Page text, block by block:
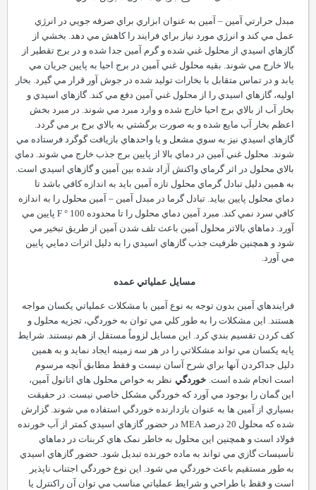
مبدل حرارتي آمين–آمين به عنوان ابزاري براي صرفه جويي در انرژي
عمل مي کند و انرژي مورد نياز براي فرايند را کاهش مي دهد. بخشي از
گازهاي اسيدي از محلول غني شده و گرم آمين جدا شده و در برج تقطير از
بالا خارج مي شوند. بقيه محلولغني آمين در برج احيا به پايين جريان مي
يابد و در تماس متقابل با بخارات توليد شده در جوش آور قرار مي گيرد. بخار
اوليه، گازهاي اسيدي را از محلول غني آمين دفع مي کند. گازهاي اسيدي و
بخار آب از بالاي برج احيا خارج شده و وارد مبرد مي شوند. در مبرد بخش
اعظم بخار آب مايع شده و به صورت برگشتي به بالاي برج بر مي گردد.
گازهاي اسيدي نيز به سوي مشعل و يا واحدهاي بازيافت گوگرد فرستاده مي
شوند. محلول غني آمين در دماي بالا از پايين برج جذب خارج مي شوند. دماي
بالاي محلول در اثر گرماي واکنش آزاد شده بين آمين و گازهاي اسيدي است.
به همين دليل تبادل گرماي محلول تازه آمين بايد به اندازه کافي باشد تا
دماي محلول پايين بيايد. تبادل گرما در مبدل آمين–آمين محلول را به اندازه
کافي سرد نمي کند. مبرد آمين دماي محلول را تا محدوده
F °
100 پايين مي
آورد. دماهاي بالاتر محلول آمين باعث تلف شدن آمين از طريق تبخير مي
شود و همچنين ظرفيت جذب گازهاي اسيدي را به دليل اثرات دمايي پايين
مي آورد.
مسايل عملياتي عمده
فرايندهاي آمين بدون توجه به نوع آمين با مشکلات عملياتي يکسان مواجه
هستند. اين مشکلات را به طور کلي مي توان به خوردگي، تجزيه محلول و
کف کردن تقسيم بندي کرد. اين مسايل لزوماً مستقل از هم نيستند. شرايط
پايه يکسان مي تواند مشکلاتي را در هر سه زمينه ايجاد نمايد و به همين
دليل جداکردن آنها براي شرح آسان نيست و فقط مطابق آنچه مرسوم
است انجام شده است. خوردگي نظر به خواص محلول هاي اتانول آمين،
اين گمان را بوجود مي آورد که خوردگي مشکل خاصي نيست. در حقيقت
بسياري از آمين ها به عنوان بازدارنده خوردگي استفاده مي شوند. گزارش
شده که محلول 20 درصد
MEA در حضور گازهاي اسيدي کمتر از آب خورنده
فولاد است و همچنين اين محلول به خاطر نمک هاي کربنات در دماهاي
تأسيسات گازي مي تواند به ماده خورنده تبديل شود. حضور گازهاي اسيدي
به طور مستقيم باعث خوردگي مي شود. اين نوع خوردگي اجتناب ناپذير
است و فقط با طراحي و شرايط عملياتي مناسب مي توان آن راکنترل يا